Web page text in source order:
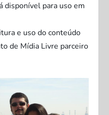
disponível para uso em
e uso do conteúdo
de Mídia Livre parceiro